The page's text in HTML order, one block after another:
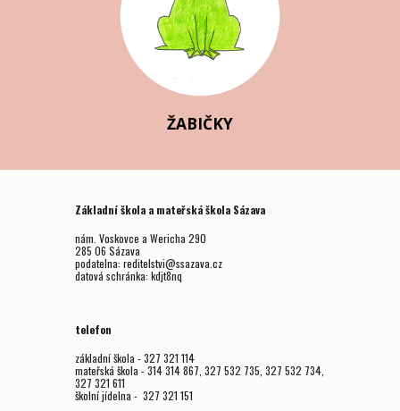
ŽABIČKY
Základní škola a mateřská škola Sázava
nám. Voskovce a Wericha 290
285 06 Sázava
podatelna: reditelstvi@ssazava.cz
datová schránka: kdjt8nq
telefon
základní škola - 327 321 114
mateřská škola - 314 314 867, 327 532 735, 327 532 734,
327 321 611
školní jídelna - 327 321 151